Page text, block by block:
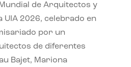
de Arquitectos y
UIA 2026, celebrado en
por un
de diferentes
Bajet, Mariona